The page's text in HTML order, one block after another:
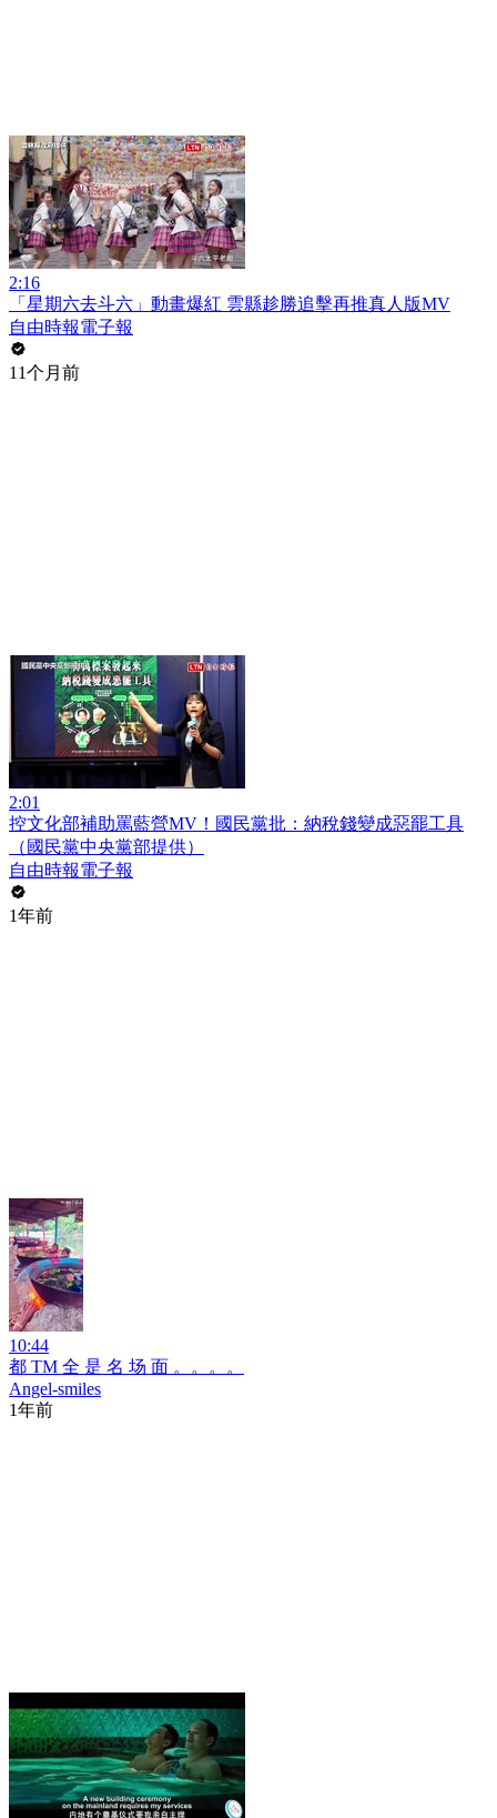
2:16
「星期六去斗六」動畫爆紅 雲縣趁勝追擊再推真人版MV
自由時報電子報
11个月前
2:01
控文化部補助罵藍營MV！國民黨批：納稅錢變成惡罷工具
（國民黨中央黨部提供）
自由時報電子報
1年前
10:44
都 TM 全 是 名 场 面 。。。。
Angel-smiles
1年前